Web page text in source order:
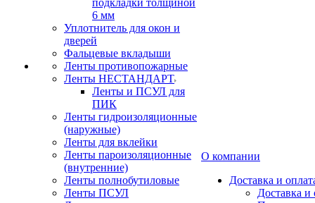
подкладки толщиной
6 мм
Уплотнитель для окон и
дверей
Фальцевые вкладыши
Ленты противопожарные
Ленты НЕСТАНДАРТ
Ленты и ПСУЛ для
ПИК
Ленты гидроизоляционные
(наружные)
Ленты для вклейки
Ленты пароизоляционные
(внутренние)
Ленты полнобутиловые
Ленты ПСУЛ
О компании
Доставка и
Доставка и